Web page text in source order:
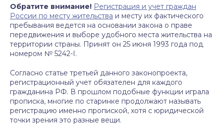
Обратите внимание! Регистрация и учет граждан
России по месту жительства и месту их фактического
пребывания ведется на основании закона о праве
передвижения и выборе удобного места жительства на
территории страны. Принят он 25 июня 1993 года под
номером № 5242-I.
Согласно статье третьей данного законопроекта,
регистрационный учет обязателен для каждого
гражданина РФ. В прошлом подобные функции играла
прописка, многие по старинке продолжают называть
регистрацию именно пропиской, хотя с юридической
точки зрения это разные вещи.